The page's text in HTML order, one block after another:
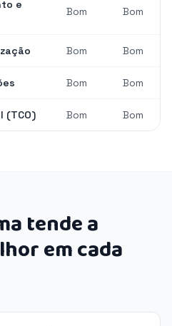
e
Bom Bom
Bom Bom
Bom Bom
(TCO) Bom Bom
tende a
em cada